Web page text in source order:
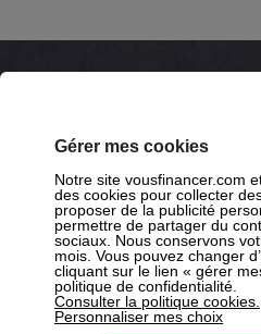
sur Facebook
sur X
sur Youtube
Gérer mes cookies
Notre site vousfinancer.com
des cookies pour collecter
proposer de la publicité
permettre de partager du
sociaux. Nous conservons
mois. Vous pouvez changer
cliquant sur le lien « gérer
politique de confidentialité.
Consulter la politique cookies.
Personnaliser mes choix